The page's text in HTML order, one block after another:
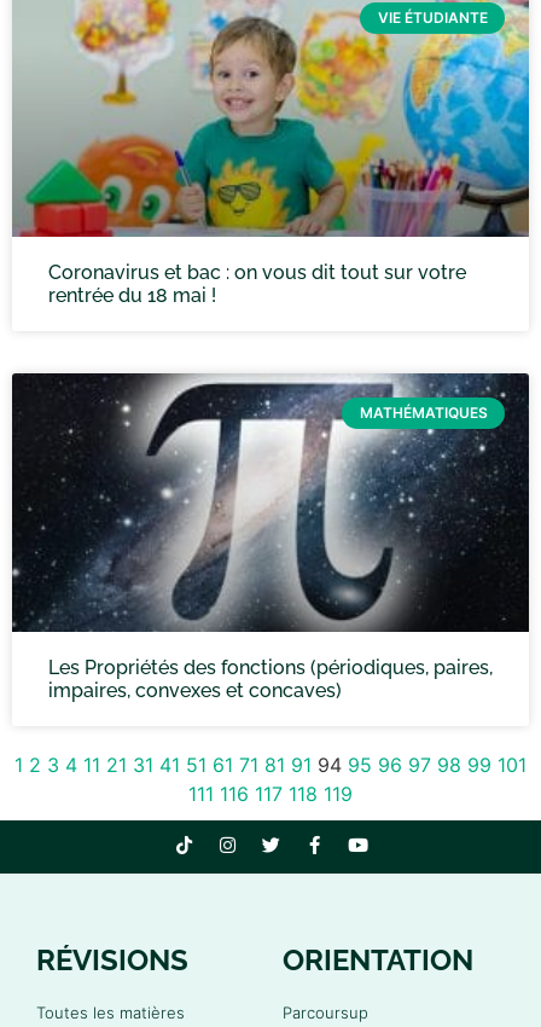
VIE ÉTUDIANTE
Coronavirus et bac : on vous dit tout sur votre
rentrée du 18 mai !
MATHÉMATIQUES
Les Propriétés des fonctions (périodiques, paires,
impaires, convexes et concaves)
1 2 3 4 11 21 31 41 51 61 71 81 91 94 95 96 97 98 99 101
111 116 117 118 119
RÉVISIONS
Toutes les matières
ORIENTATION
Parcoursup